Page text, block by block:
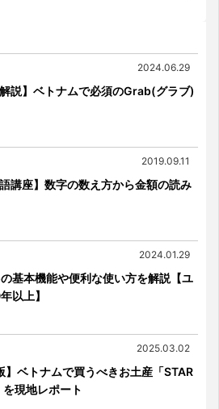
2024.06.29
解説】ベトナムで必須のGrab(グラブ)
2019.09.11
語講座】数字の数え方から金額の読み
2024.01.29
基本機能や便利な使い方を解説【ユ
以上】
2025.03.02
】ベトナムで買うべきお土産「STAR
現地レポート